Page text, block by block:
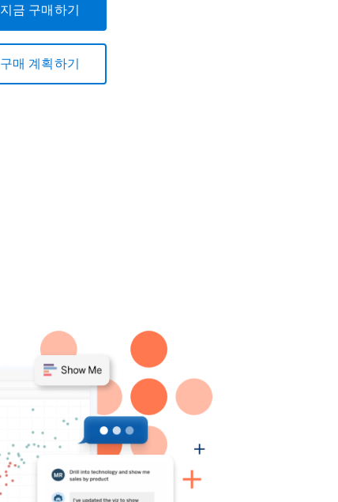
지금 구매하기
구매 계획하기